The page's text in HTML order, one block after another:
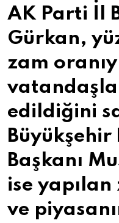
AK Parti İl
Gürkan,
zam
edildiğini
Büyükşehir
Başkanı
ise yapılan
ve